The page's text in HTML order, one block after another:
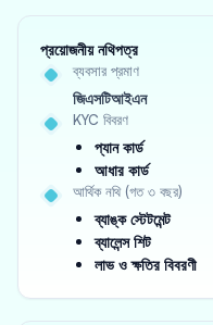
প্রয়োজনীয় নথিপত্র
ব্যবসার প্রমাণ
জিএসটিআইএন
KYC বিবরণ
প্যান কার্ড
আধার কার্ড
আর্থিক নথি (গত ৩ বছর)
ব্যাঙ্ক স্টেটমেন্ট
ব্যালেন্স শিট
লাভ ও ক্ষতির বিবরণী